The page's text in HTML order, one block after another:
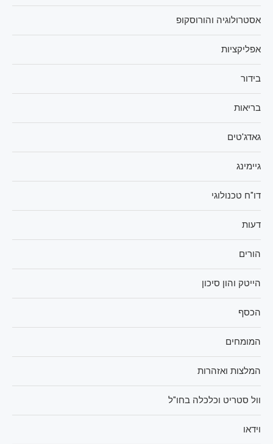
אסטרולוגיה והורוסקופ
אפליקציות
בידור
בריאות
גאדג'טים
גיימינג
דו"ח טכנולוגי
דעות
הורים
הייטק והון סיכון
הכסף
המומחים
המלצות ואזהרות
וול סטריט וכלכלה בחו"ל
וידאו